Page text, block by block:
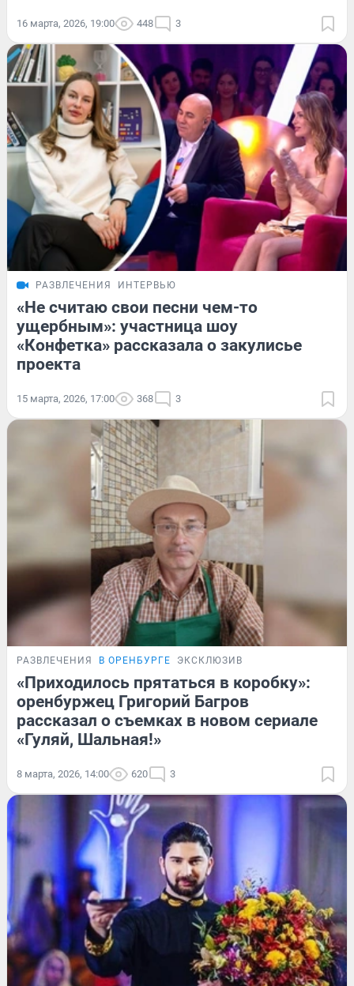
16 марта, 2026, 19:00 448 3
РАЗВЛЕЧЕНИЯ ИНТЕРВЬЮ
«Не считаю свои песни чем-то
ущербным»: участница шоу
«Конфетка» рассказала о закулисье
проекта
15 марта, 2026, 17:00 368 3
РАЗВЛЕЧЕНИЯ В ОРЕНБУРГЕ ЭКСКЛЮЗИВ
«Приходилось прятаться в коробку»:
оренбуржец Григорий Багров
рассказал о съемках в новом сериале
«Гуляй, Шальная!»
8 марта, 2026, 14:00 620 3